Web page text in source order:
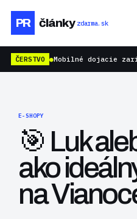
PR články zdarma.sk
ČERSTVO ●
E-SHOPY
🎯 Luk
ako
na